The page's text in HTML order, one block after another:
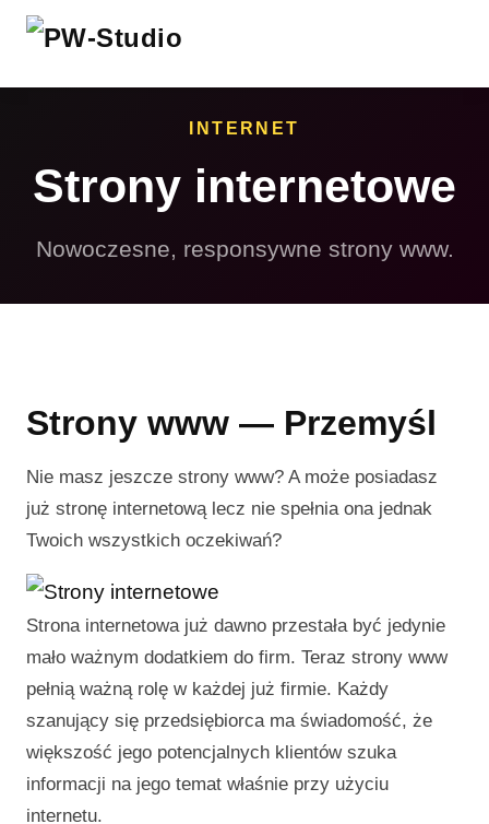
INTERNET
Strony internetowe
Nowoczesne, responsywne strony www.
Strony www — Przemyśl
Nie masz jeszcze strony www? A może posiadasz
już stronę internetową lecz nie spełnia ona jednak
Twoich wszystkich oczekiwań?
Strona internetowa już dawno przestała być jedynie
mało ważnym dodatkiem do firm. Teraz strony www
pełnią ważną rolę w każdej już firmie. Każdy
szanujący się przedsiębiorca ma świadomość, że
większość jego potencjalnych klientów szuka
informacji na jego temat właśnie przy użyciu
internetu.